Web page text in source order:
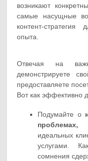
возникают
самые насущные
контент-стратегия
опыта.
Отвечая на
демонстрируете
предоставляете
Вот как эффективно
Подумайте о
проблемах,
идеальных
услугами.
сомнения